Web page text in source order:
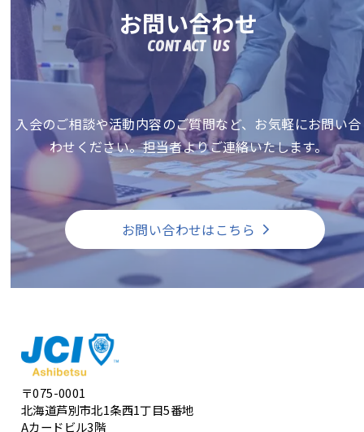
お問い合わせ
CONTACT US
入会のご相談や活動内容のご質問など、お気軽にお問い合
わせください。担当者よりご連絡いたします。
お問い合わせはこちら
〒075-0001
北海道芦別市北1条西1丁目5番地
Aカードビル3階